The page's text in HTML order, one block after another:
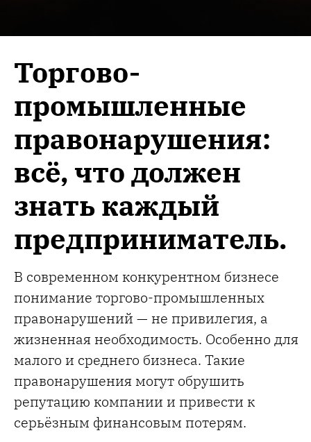
Торгово-
промышленные
правонарушения:
всё, что должен
знать каждый
предприниматель.
В современном конкурентном бизнесе
понимание торгово-промышленных
правонарушений — не привилегия, а
жизненная необходимость. Особенно для
малого и среднего бизнеса. Такие
правонарушения могут обрушить
репутацию компании и привести к
серьёзным финансовым потерям.